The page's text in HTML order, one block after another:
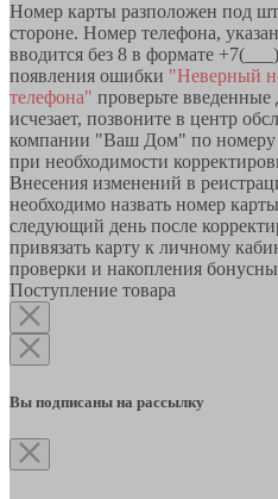
Номер карты разположен под
стороне. Номер телефона,
вводится без 8 в формате
появления ошибки "Неверный
телефона" проверьте
исчезает, позвоните в центр
компании "Ваш Дом" по номеру
при необходимости
Внесения изменений в
необходимо назвать номер
следующий день после
привязать карту к личному
проверки и накопления
Поступление товара
Вы подписаны на рассылку